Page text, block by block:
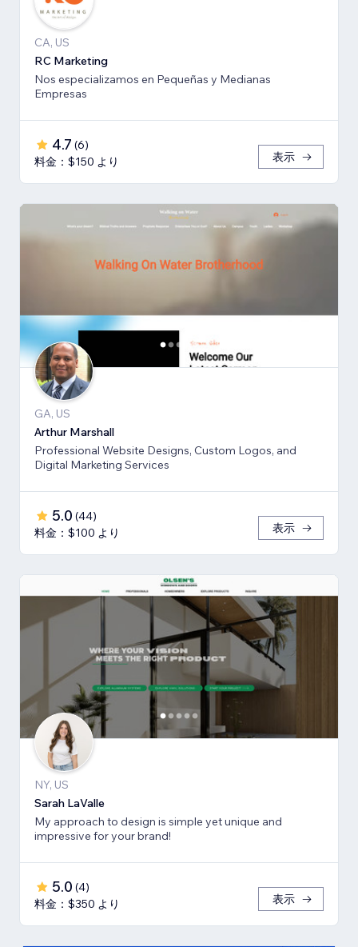
CA, US
RC Marketing
Nos especializamos en Pequeñas y Medianas
Empresas
4.7 (6)
料金：$150 より
表示
GA, US
Arthur Marshall
Professional Website Designs, Custom Logos, and
Digital Marketing Services
5.0 (44)
料金：$100 より
表示
NY, US
Sarah LaValle
My approach to design is simple yet unique and
impressive for your brand!
5.0 (4)
料金：$350 より
表示